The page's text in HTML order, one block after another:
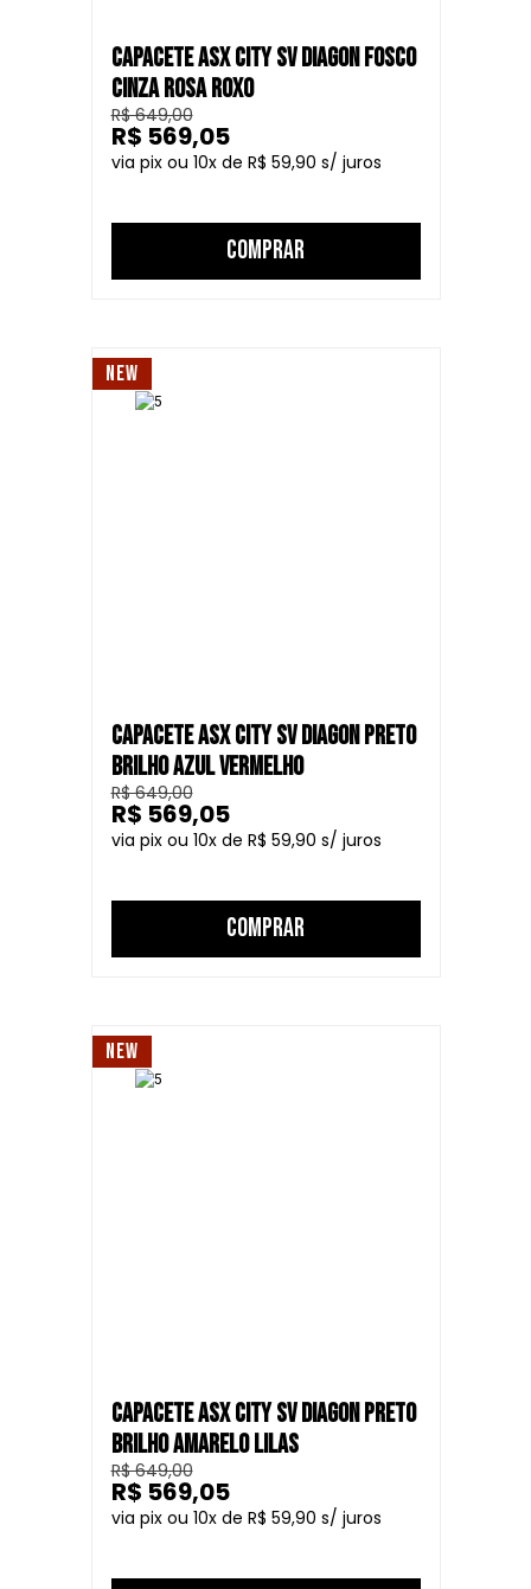
CAPACETE ASX CITY SV DIAGON FOSCO
CINZA ROSA ROXO
R$ 649,00
10
R$ 59,90
R$ 569,05
COMPRAR
NEW
CAPACETE ASX CITY SV DIAGON PRETO
BRILHO AZUL VERMELHO
R$ 649,00
10
R$ 59,90
R$ 569,05
COMPRAR
NEW
CAPACETE ASX CITY SV DIAGON PRETO
BRILHO AMARELO LILAS
R$ 649,00
10
R$ 59,90
R$ 569,05